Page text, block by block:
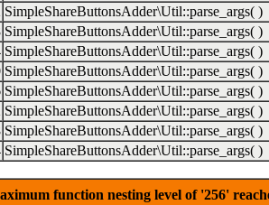
SimpleShareButtonsAdder\Util::parse_args( )
SimpleShareButtonsAdder\Util::parse_args( )
SimpleShareButtonsAdder\Util::parse_args( )
SimpleShareButtonsAdder\Util::parse_args( )
SimpleShareButtonsAdder\Util::parse_args( )
SimpleShareButtonsAdder\Util::parse_args( )
SimpleShareButtonsAdder\Util::parse_args( )
SimpleShareButtonsAdder\Util::parse_args( )
function nesting level of '256'